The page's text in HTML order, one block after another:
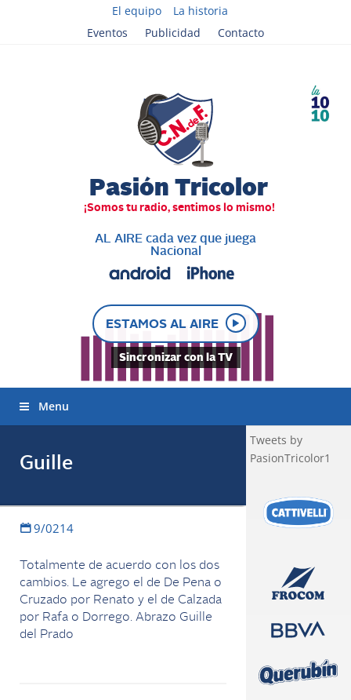
El equipo
La historia
Eventos
Publicidad Contacto
AL AIRE cada vez que juega
Nacional
ESTAMOS AL AIRE
Sincronizar con la TV
Menu
Guille
9/0214
Totalmente de acuerdo con los dos
cambios. Le agrego el de De Pena o
Cruzado por Renato y el de Calzada
por Rafa o Dorrego. Abrazo Guille
del Prado
Tweets by
PasionTricolor1